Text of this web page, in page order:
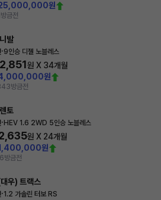
원
방금전
발
·9인승 디젤 노블레스
원 X 34개월
원
방금전
토
· HEV 1.6 2WD 5인승 노블레스
원 X 24개월
원
방금전
우) 트랙스
·1.2 가솔린 터보 RS